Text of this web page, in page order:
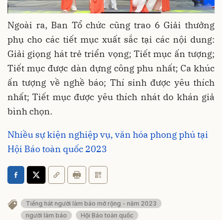
Ngoài ra, Ban Tổ chức cũng trao 6 Giải thưởng
phụ cho các tiết mục xuất sắc tại các nội dung:
Giải giọng hát trẻ triển vọng; Tiết mục ấn tượng;
Tiết mục được dàn dựng công phu nhất; Ca khúc
ấn tượng về nghề báo; Thí sinh được yêu thích
nhất; Tiết mục được yêu thích nhát do khán giả
bình chọn.
Nhiều sự kiện nghiệp vụ, văn hóa phong phú tại
Hội Báo toàn quốc 2023
Tiếng hát người làm báo mở rộng - năm 2023
người làm báo
Hội Báo toàn quốc